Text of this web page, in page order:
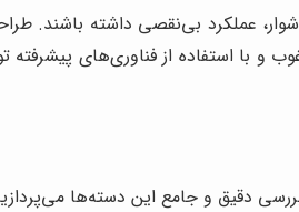
عملکرد بی‌نقصی داشته باشند.
استفاده از فناوری‌های پیشرفته
دقیق و جامع این دسته‌ها